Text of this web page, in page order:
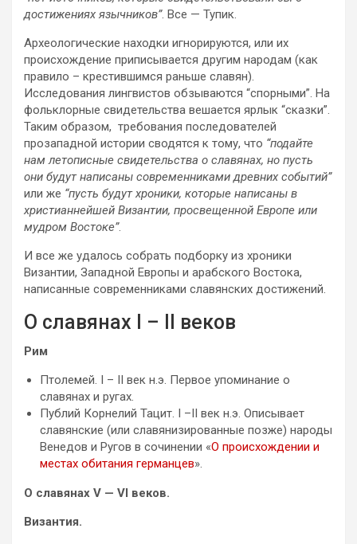
достижениях язычников”. Все — Тупик.
Археологические находки игнорируются, или их
происхождение приписывается другим народам (как
правило – крестившимся раньше славян).
Исследования лингвистов обзываются “спорными”. На
фольклорные свидетельства вешается ярлык “сказки”.
Таким образом, требования последователей
прозападной истории сводятся к тому, что “подайте
нам летописные свидетельства о славянах, но пусть
они будут написаны современниками древних событий”
или же “пусть будут хроники, которые написаны в
христианнейшей Византии, просвещенной Европе или
мудром Востоке”.
И все же удалось собрать подборку из хроники
Византии, Западной Европы и арабского Востока,
написанные современниками славянских достижений.
О славянах I – II веков
Рим
Птолемей. I – II век н.э. Первое упоминание о
славянах и ругах.
Публий Корнелий Тацит. I –II век н.э. Описывает
славянские (или славянизированные позже) народы
Венедов и Ругов в сочинении «О происхождении и
местах обитания германцев».
О славянах V — VI веков.
Византия.